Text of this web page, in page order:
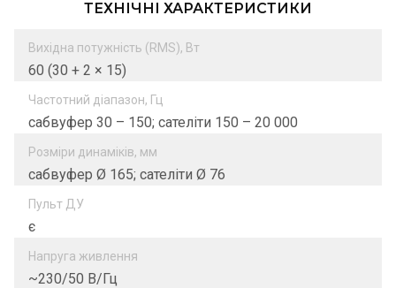
ТЕХНІЧНІ ХАРАКТЕРИСТИКИ
Вихідна потужність (RMS), Вт
60 (30 + 2 × 15)
Частотний діапазон, Гц
сабвуфер 30 – 150; сателіти 150 – 20 000
Розміри динаміків, мм
сабвуфер Ø 165; сателіти Ø 76
Пульт ДУ
є
Напруга живлення
~230/50 В/Гц